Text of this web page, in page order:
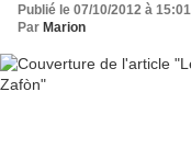
Publié le 07/10/2012 à 15:01
Par Marion